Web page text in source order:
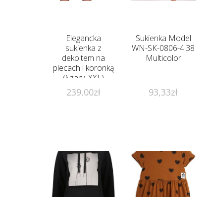
Elegancka
sukienka z
dekoltem na
plecach i koronką
(Szary, XXL)
239,00zł
Sukienka Model
WN-SK-0806-4.38
Multicolor
93,33zł